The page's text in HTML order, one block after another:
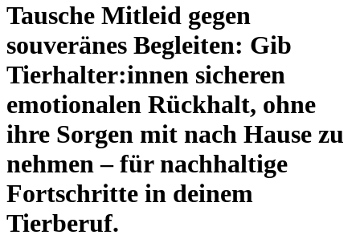
Tausche Mitleid gegen
souveränes Begleiten: Gib
Tierhalter:innen sicheren
emotionalen Rückhalt, ohne
ihre Sorgen mit nach Hause zu
nehmen – für nachhaltige
Fortschritte in deinem
Tierberuf.